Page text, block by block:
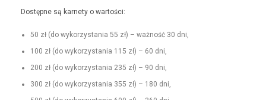
Dostęp­ne są kar­ne­ty o wartości:
50 zł (do wyko­rzys­ta­nia 55 zł) – ważność 30 dni,
100 zł (do wyko­rzys­ta­nia 115 zł) – 60 dni,
200 zł (do wyko­rzys­ta­nia 235 zł) – 90 dni,
300 zł (do wyko­rzys­ta­nia 355 zł) – 180 dni,